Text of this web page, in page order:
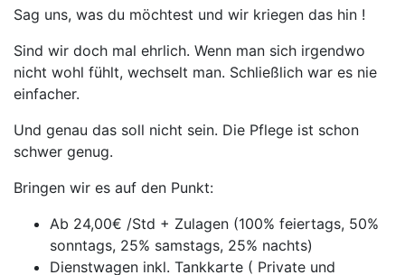
Sag uns, was du möchtest und wir kriegen das hin !
Sind wir doch mal ehrlich. Wenn man sich irgendwo
nicht wohl fühlt, wechselt man. Schließlich war es nie
einfacher.
Und genau das soll nicht sein. Die Pflege ist schon
schwer genug.
Bringen wir es auf den Punkt:
Ab 24,00€ /Std + Zulagen (100% feiertags, 50%
sonntags, 25% samstags, 25% nachts)
Dienstwagen inkl. Tankkarte ( Private und